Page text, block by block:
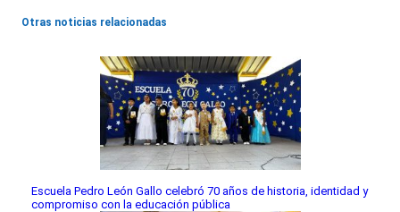
Otras noticias relacionadas
Escuela Pedro León Gallo celebró 70 años de historia, identidad y
compromiso con la educación pública